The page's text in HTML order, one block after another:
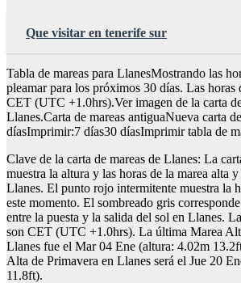
Que visitar en tenerife sur
Tabla de mareas para LlanesMostrando las
pleamar para los próximos 30 días. Las horas
CET (UTC +1.0hrs).Ver imagen de la carta
Llanes.Carta de mareas antiguaNueva carta
díasImprimir:7 días30 díasImprimir tabla de
Clave de la carta de mareas de Llanes: La
muestra la altura y las horas de la marea alta
Llanes. El punto rojo intermitente muestra la
este momento. El sombreado gris
entre la puesta y la salida del sol en Llanes.
son CET (UTC +1.0hrs). La última Marea
Llanes fue el Mar 04 Ene (altura: 4.02m
Alta de Primavera en Llanes será el Jue 20
11.8ft).